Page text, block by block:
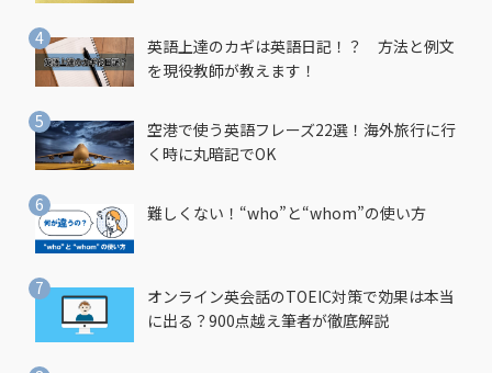
英語上達のカギは英語日記！？ 方法と例文
を現役教師が教えます！
空港で使う英語フレーズ22選！海外旅行に行
く時に丸暗記でOK
難しくない！“who”と“whom”の使い方
オンライン英会話のTOEIC対策で効果は本当
に出る？900点越え筆者が徹底解説